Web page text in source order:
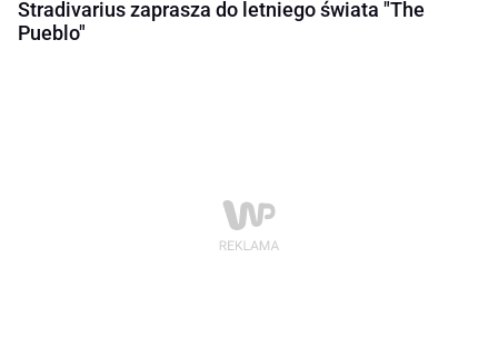
Stradivarius zaprasza do letniego świata "The
Pueblo"